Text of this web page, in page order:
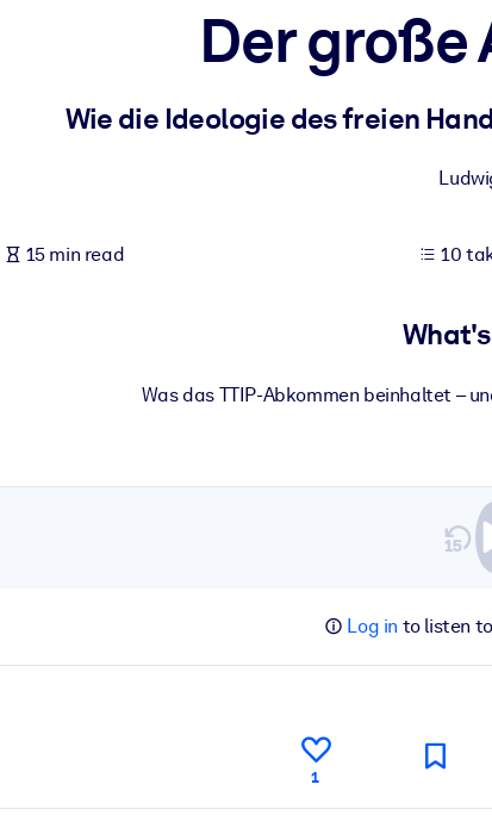
knowledge to improve outputs.
Der große
Wie die Ideologie des freien
15 min read 10
Was das TTIP-Abkommen beinhaltet –
Log in to listen
1